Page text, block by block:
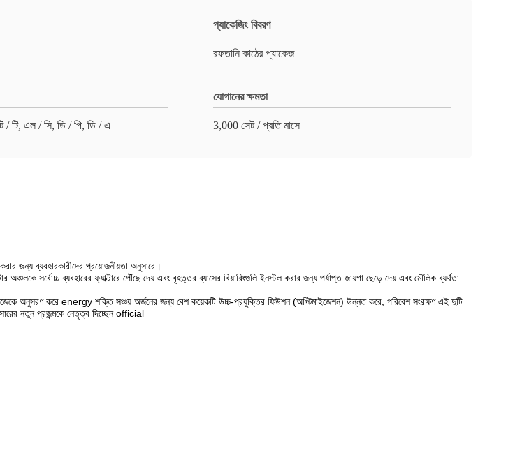
প্যাকেজিং বিবরণ
রফতানি কাঠের প্যাকেজ
/ টি, এল / সি, ডি / পি, ডি / এ
যোগানের ক্ষমতা
3,000 সেট / প্রতি মাসে
জন্য ব্যবহারকারীদের প্রয়োজনীয়তা অনুসারে।
সর্বোচ্চ ব্যবহারের ফ্যাক্টারে পৌঁছে দেয় এবং বৃহত্তর ব্যাসের বিয়ারিংগুলি ইনস্টল করার জন্য পর্যাপ্ত জায়গা ছেড়ে দেয় এবং মৌলিক ব্যর্থতা
অনুসরণ করে energy শক্তি সঞ্চয় অর্জনের জন্য বেশ কয়েকটি উচ্চ-প্রযুক্তির ফিউশন (অপ্টিমাইজেশন) উন্নত করে, পরিবেশ সংরক্ষণ এই দুটি
নতুন প্রজন্মকে নেতৃত্ব দিচ্ছেন official